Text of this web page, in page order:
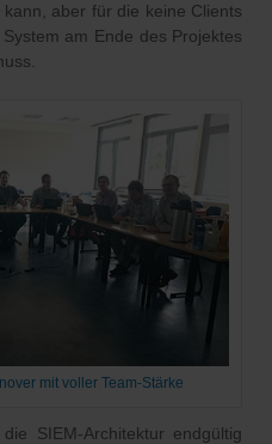
aber für die keine Clients
am Ende des Projektes
mit voller Team-Stärke
SIEM-Architektur endgültig